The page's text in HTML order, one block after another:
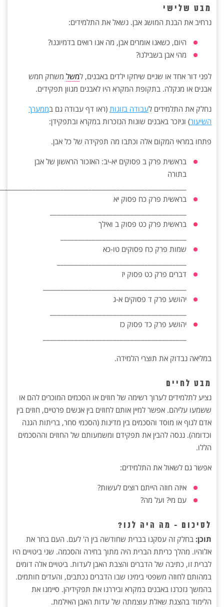
מבט שלישי
נרחיב את הבנת המושג אבן. נשאל את התלמידים:
היום, כשאנו אומרים אבן, מה אנו רואים בדמיוננו?
מהי אבן בשבילנו?
לפני דור אחד או שניים שיחקו ילדים באבנים, למשל משחק חמש
אבנים או מנקלה. בתקופת המקרא היו לאבנים מגוון תפקידים.
נחלק את התלמידים לעבודה בזוגות (ראו דף עבודה גם בממערך
השיעור) וניזכר באבנים שונות הנזכרות במקרא ובתפקידן:
פתחו במראי המקום אלה וכתבו מה תפקידה של כל אבן.
בראשית פרק ב פסוקים יא-יב: האזכור הראשון של אבן
בתורה
בראשית פרק כח פסוק יא
בראשית פרק כט פסוק ב ואילך
שמות פרק כח פסוקים טו-כא
דברים פרק כט פסוק יז
יהושע פרק ד פסוקים א-ג
יהושע פרק כד פסוק כז
במליאה נבדוק את תוצרי הלמידה.
מבט לחיים
נציע לתלמידים לערוך רשימה של חוזים או הסכמים המוכרים להם או
ששמעו עליהם. אפשר למיין אותם לחוזים בין אנשים פרטיים, חוזים בין
אדם לגוף או מוסד והסכמים בין מדינות (הסכמי סחר, בריתות הגנה
וכדומה). ננסה להבין את תפקידם ומשמעותם של החוזים וההסכמים
הללו.
אפשר גם לשאול את התלמידים:
איזה חוזה הייתם רוצים לעשות?
עם מי? ועל מה?
לסיכום - מה היה לנו?
תוכן: בחלק זה עסקנו בברית שחודשה בין ה' לעם. העם בחר את
אלוהיו. מהלך כריתת הברית היה מתוך בחירה והסכמה. שני ביטויים היו
לברית זו, כתיבה של הדברים והצבת האבן לעדות. ביטויים אלה דומים
במהותם לחוזה משפטי בימינו שבו הדברים נכתבים, והעדים חותמים.
בהמשך נזכרנו באבנים במקרא וביררנו את תפקידיהן. סיימנו את
הלימוד בהצגת שאלת עוצמתה של עדות האבן האילמת.